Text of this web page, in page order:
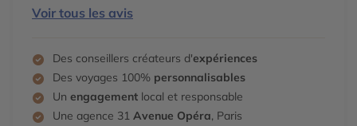
Voir tous les avis
Des conseillers créateurs d'expériences
Des voyages 100% personnalisables
Un engagement local et responsable
Une agence 31 Avenue Opéra, Paris